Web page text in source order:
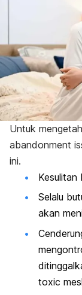
Untuk
abandonment
ini.
Kesulitan
Selalu
akan
toxic